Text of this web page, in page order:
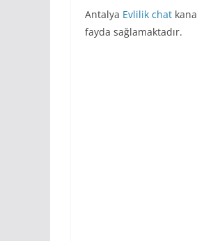
Antalya Evlilik chat
fayda sağlamaktadır.